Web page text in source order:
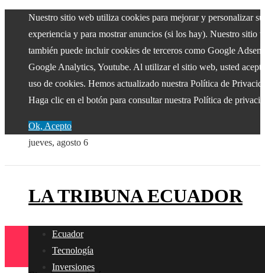
Nuestro sitio web utiliza cookies para mejorar y personalizar su
experiencia y para mostrar anuncios (si los hay). Nuestro sitio
también puede incluir cookies de terceros como Google
Google Analytics, Youtube. Al utilizar el sitio web, usted
uso de cookies. Hemos actualizado nuestra Política de
Haga clic en el botón para consultar nuestra Política de
Ok, Acepto
jueves, agosto 6
LA TRIBUNA ECUADOR
Ecuador
Tecnología
Inversiones